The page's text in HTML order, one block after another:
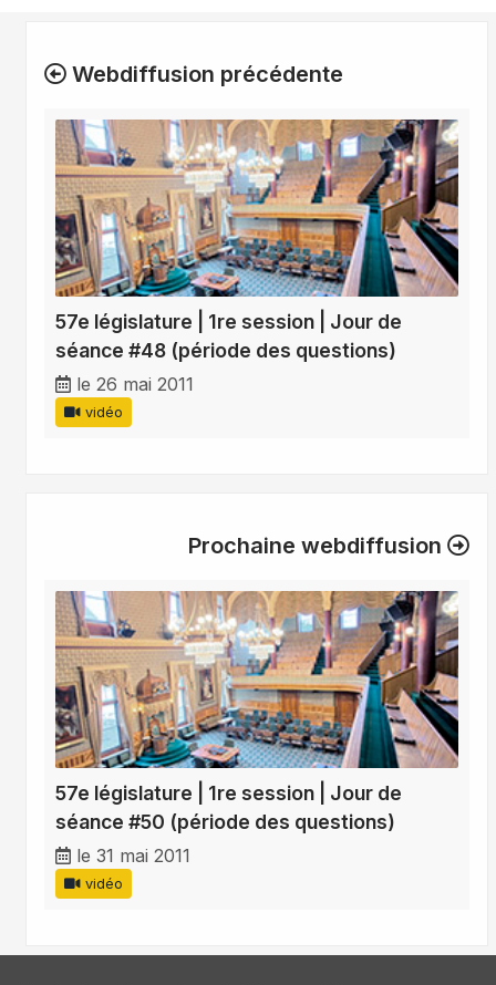
Webdiffusion précédente
57e législature | 1re session | Jour de
séance #48 (période des questions)
le 26 mai 2011
vidéo
Prochaine webdiffusion
57e législature | 1re session | Jour de
séance #50 (période des questions)
le 31 mai 2011
vidéo